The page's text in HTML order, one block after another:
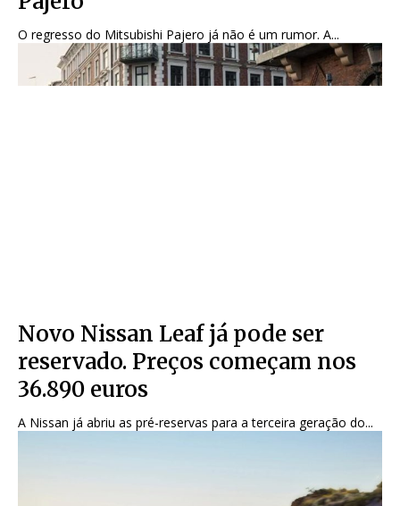
O regresso do Mitsubishi Pajero já não é um rumor. A...
Novo Nissan Leaf já pode ser
reservado. Preços começam nos
36.890 euros
A Nissan já abriu as pré-reservas para a terceira geração do...